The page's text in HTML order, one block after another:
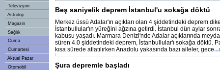
Televizyon
Astroloji
Magazin
Sağlık
Cuma
Cumartesi
Aktüel Pazar
Otomobil
Beş saniyelik deprem İstanbul'u sokağa döktü
Merkez üssü Adalar'ın açıkları olan 4 şiddetindeki deprem
İstanbullular'ın yüreğini ağzına getirdi. İstanbul dün aylar
kabusu yaşadı. Marmara Denizi'nde Adalar açıklarında
süren 4.0 şiddetindeki deprem, İstanbullular'ı sokağa döktü.
kısa sürede atlatılırken Anadolu yakasında bazı aileler, gece
Şura depremle başladı